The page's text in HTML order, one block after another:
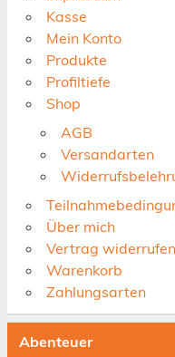
Kasse
Mein Konto
Produkte
Profiltiefe
Shop
AGB
Versandarten
Über mich
Vertrag widerrufen
Warenkorb
Zahlungsarten
Abenteuer